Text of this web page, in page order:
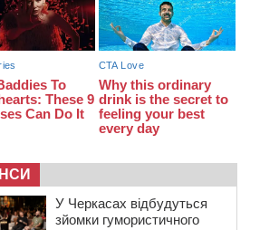
У Черкасах відбудуться
зйомки гумористичного